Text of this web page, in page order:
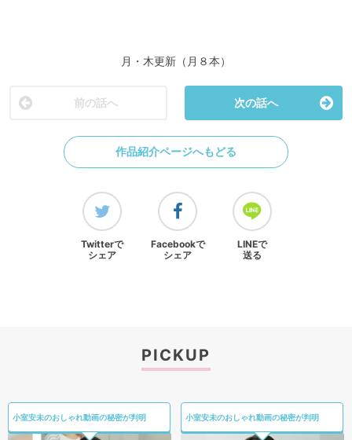
月・木更新（月８本）
前の話へ 次の話へ
作品紹介ページへもどる
Twitterで
シェア
Facebookで
シェア
LINEで
送る
PICKUP
小室安未のおしゃれ動画の秘密が判明 小室安未のおしゃれ動画の秘密が判明